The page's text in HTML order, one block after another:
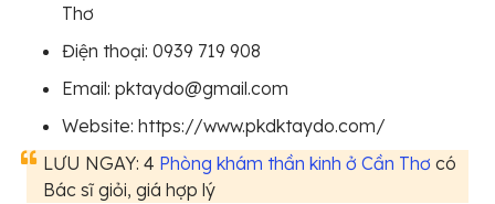
Thơ
Điện thoại: 0939 719 908
Email: pktaydo@gmail.com
Website: https://www.pkdktaydo.com/
LƯU NGAY: 4 Phòng khám thần kinh ở Cần Thơ có
Bác sĩ giỏi, giá hợp lý